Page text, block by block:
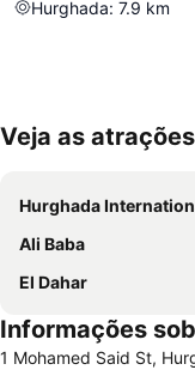
Hurghada: 7.9 km
Veja as
Hurghada
Ali Baba
El Dahar
Informações
1 Mohamed Said St,